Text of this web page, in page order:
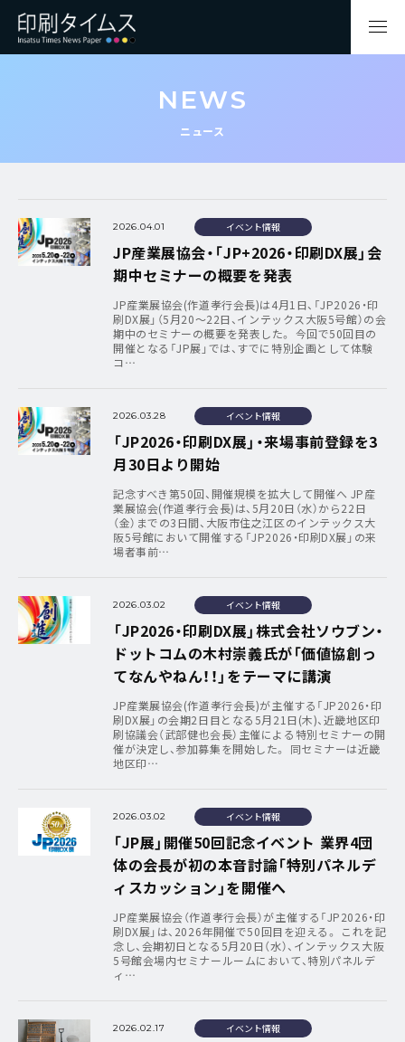
NEWS
ニュース
2026.04.01 イベント情報
JP産業展協会・「JP+2026・印刷DX展」会
期中セミナーの概要を発表
JP産業展協会(作道孝行会長)は4月1日、「JP2026・印
刷DX展」（5月20～22日、インテックス大阪5号館）の会
期中のセミナーの概要を発表した。 今回で50回目の
開催となる「JP展」では、すでに特別企画として体験
コ…
2026.03.28 イベント情報
「JP2026・印刷DX展」・来場事前登録を3
月30日より開始
記念すべき第50回、開催規模を拡大して開催へ JP産
業展協会(作道孝行会長)は、5月20日（水）から22日
（金）までの3日間、大阪市住之江区のインテックス大
阪5号館において開催する「JP2026・印刷DX展」の来
場者事前…
2026.03.02 イベント情報
「JP2026・印刷DX展」株式会社ソウブン・
ドットコムの木村崇義氏が「価値協創っ
てなんやねん！！」をテーマに講演
JP産業展協会(作道孝行会長)が主催する「JP2026・印
刷DX展」の会期2日目となる5月21日(木)、近畿地区印
刷協議会（武部健也会長）主催による特別セミナーの開
催が決定し、参加募集を開始した。 同セミナーは近畿
地区印…
2026.03.02 イベント情報
「JP展」開催50回記念イベント 業界4団
体の会長が初の本音討論「特別パネルデ
ィスカッション」を開催へ
JP産業展協会（作道孝行会長）が主催する「JP2026・印
刷DX展」は、2026年開催で50回目を迎える。 これを記
念し、会期初日となる5月20日（水）、インテックス大阪
5号館会場内セミナールームにおいて、特別パネルデ
ィ…
2026.02.17 イベント情報